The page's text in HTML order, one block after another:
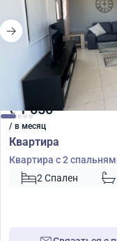
€1 050
/ в месяц
Квартира
Квартира с 2
2 Спален